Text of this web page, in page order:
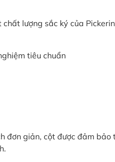
lượng sắc ký của
tiêu chuẩn
đơn giản, cột được đảm bảo